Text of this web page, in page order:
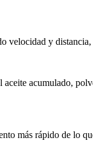
y
acumulado,
más rápido de lo